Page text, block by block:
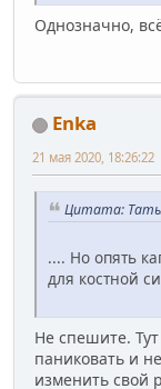
Однозначно,
Enka
21 мая 2020, 18:26:22
Цитата:
.... Но опять
для костной
Не спешите.
паниковать и
изменить свой